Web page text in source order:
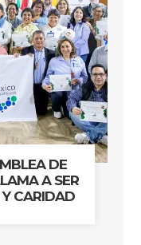
DE
A SER
CARIDAD